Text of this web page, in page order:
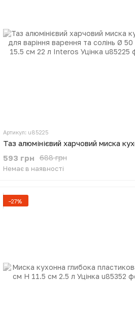
Артикул: u85225
688 грн
593 грн
Немає в наявності
−27%